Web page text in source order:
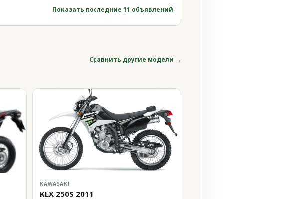
Показать последние 11 объявлений
Сравнить другие модели →
KAWASAKI
KLX 250S 2011